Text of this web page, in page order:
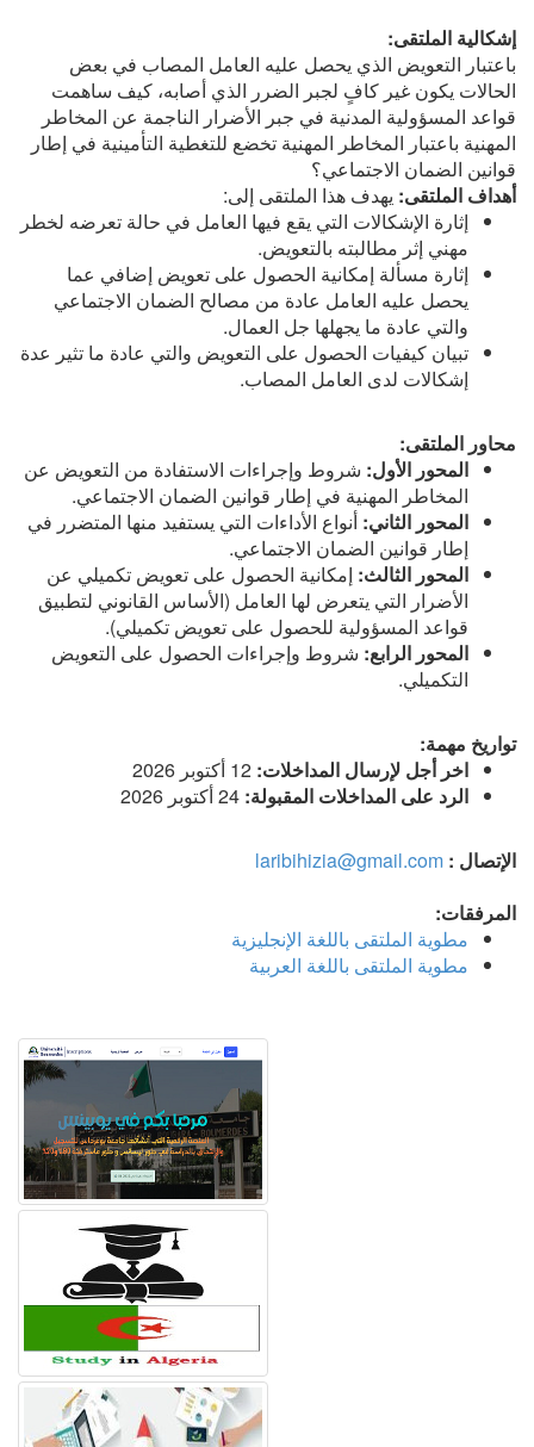
إشكالية الملتقى:
باعتبار التعويض الذي يحصل عليه العامل المصاب في بعض
الحالات يكون غير كافٍ لجبر الضرر الذي أصابه، كيف ساهمت
قواعد المسؤولية المدنية في جبر الأضرار الناجمة عن المخاطر
المهنية باعتبار المخاطر المهنية تخضع للتغطية التأمينية في إطار
قوانين الضمان الاجتماعي؟
أهداف الملتقى: يهدف هذا الملتقى إلى:
إثارة الإشكالات التي يقع فيها العامل في حالة تعرضه لخطر
مهني إثر مطالبته بالتعويض.
إثارة مسألة إمكانية الحصول على تعويض إضافي عما
يحصل عليه العامل عادة من مصالح الضمان الاجتماعي
والتي عادة ما يجهلها جل العمال.
تبيان كيفيات الحصول على التعويض والتي عادة ما تثير عدة
إشكالات لدى العامل المصاب.
محاور الملتقى:
المحور الأول: شروط وإجراءات الاستفادة من التعويض عن
المخاطر المهنية في إطار قوانين الضمان الاجتماعي.
المحور الثاني: أنواع الأداءات التي يستفيد منها المتضرر في
إطار قوانين الضمان الاجتماعي.
المحور الثالث: إمكانية الحصول على تعويض تكميلي عن
الأضرار التي يتعرض لها العامل (الأساس القانوني لتطبيق
قواعد المسؤولية للحصول على تعويض تكميلي).
المحور الرابع: شروط وإجراءات الحصول على التعويض
التكميلي.
تواريخ مهمة:
اخر أجل لإرسال المداخلات:
الرد على المداخلات المقبولة:
الإتصال : laribihizia@gmail.com
المرفقات:
مطوية الملتقى باللغة الإنجليزية
مطوية الملتقى باللغة العربية